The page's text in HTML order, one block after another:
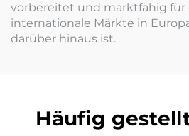
vorbereitet und marktfähig für
internationale Märkte in
darüber hinaus ist.
Häufig